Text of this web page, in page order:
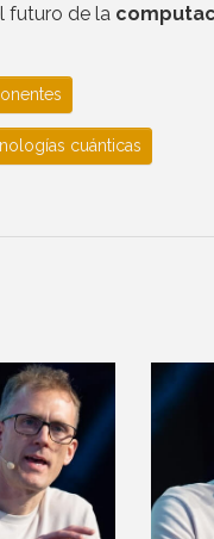
futuro de la
cuánticas